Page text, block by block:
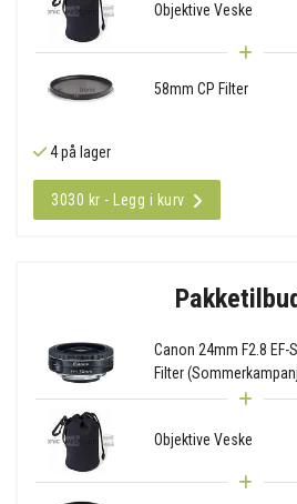
Objektive Veske
58mm CP Filter
4 på lager
3030 kr - Legg i kurv
Canon 24mm F2.8 EF-
Filter
Objektive Veske